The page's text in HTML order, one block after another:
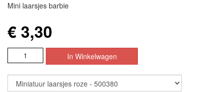
Mini laarsjes barbie
€ 3,30